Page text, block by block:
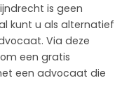
is geen
kunt u als alternatief
Via deze
een gratis
een advocaat die